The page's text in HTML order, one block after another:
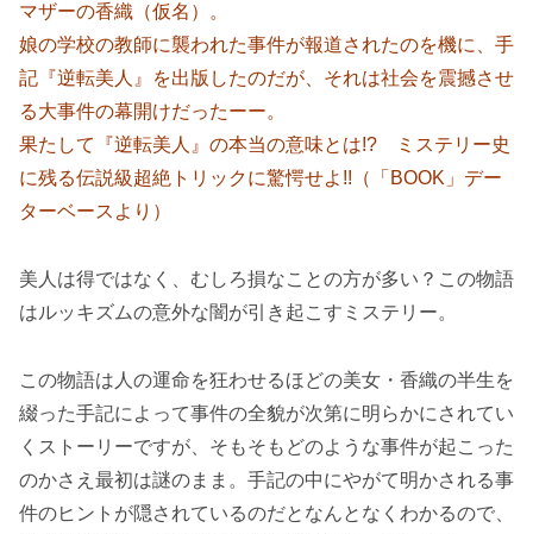
マザーの香織（仮名）。
娘の学校の教師に襲われた事件が報道されたのを機に、手
記『逆転美人』を出版したのだが、それは社会を震撼させ
る大事件の幕開けだったーー。
果たして『逆転美人』の本当の意味とは!? ミステリー史
に残る伝説級超絶トリックに驚愕せよ!!（「BOOK」デー
ターベースより）
美人は得ではなく、むしろ損なことの方が多い？この物語
はルッキズムの意外な闇が引き起こすミステリー。
この物語は人の運命を狂わせるほどの美女・香織の半生を
綴った手記によって事件の全貌が次第に明らかにされてい
くストーリーですが、そもそもどのような事件が起こった
のかさえ最初は謎のまま。手記の中にやがて明かされる事
件のヒントが隠されているのだとなんとなくわかるので、